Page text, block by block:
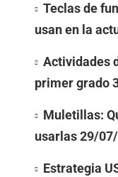
Teclas de
usan en la
Actividades
primer grado
Muletillas:
usarlas29/
Estrategia